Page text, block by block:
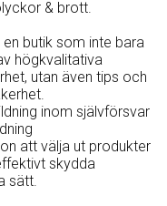
& brott.
butik som inte bara
högkvalitativa
utan även tips och
inom självförsvar
att välja ut produkter
skydda
sätt.